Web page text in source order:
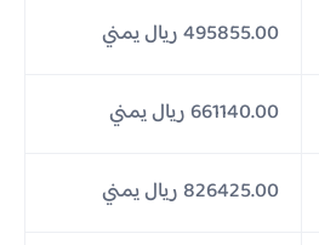
495855.00 ريال يمني
661140.00 ريال يمني
826425.00 ريال يمني